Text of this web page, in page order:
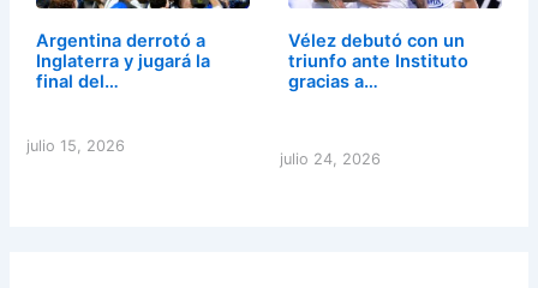
Argentina derrotó a
Inglaterra y jugará la
final del…
julio 15, 2026
Vélez debutó con un
triunfo ante Instituto
gracias a…
julio 24, 2026